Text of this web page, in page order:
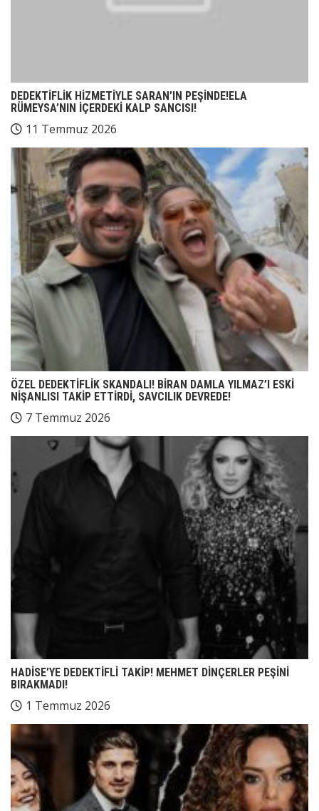
DEDEKTİFLİK HİZMETİYLE SARAN’IN PEŞİNDE!ELA
RÜMEYSA’NIN İÇERDEKİ KALP SANCISI!
11 Temmuz 2026
ÖZEL DEDEKTİFLİK SKANDALI! BİRAN DAMLA YILMAZ’I ESKİ
NİŞANLISI TAKİP ETTİRDİ, SAVCILIK DEVREDE!
7 Temmuz 2026
HADİSE’YE DEDEKTİFLİ TAKİP! MEHMET DİNÇERLER PEŞİNİ
BIRAKMADI!
1 Temmuz 2026